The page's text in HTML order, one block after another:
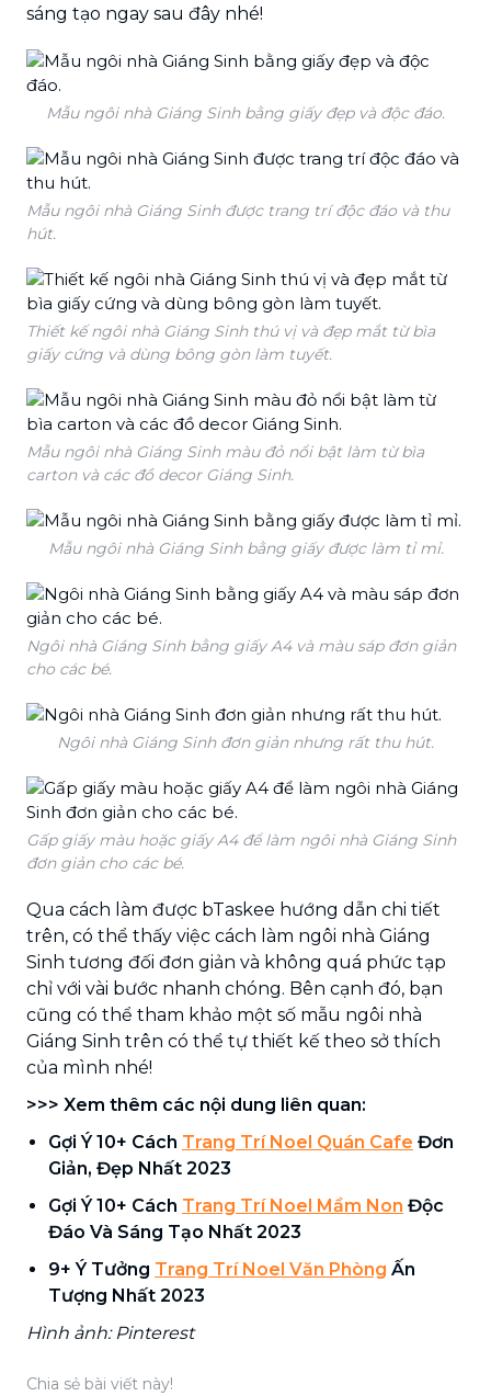
sáng tạo ngay sau đây nhé!
Mẫu ngôi nhà Giáng Sinh bằng giấy đẹp và độc đáo.
Mẫu ngôi nhà Giáng Sinh được trang trí độc đáo và thu
hút.
Thiết kế ngôi nhà Giáng Sinh thú vị và đẹp mắt từ bìa
giấy cứng và dùng bông gòn làm tuyết.
Mẫu ngôi nhà Giáng Sinh màu đỏ nổi bật làm từ bìa
carton và các đồ decor Giáng Sinh.
Mẫu ngôi nhà Giáng Sinh bằng giấy được làm tỉ mỉ.
Ngôi nhà Giáng Sinh bằng giấy A4 và màu sáp đơn giản
cho các bé.
Ngôi nhà Giáng Sinh đơn giản nhưng rất thu hút.
Gấp giấy màu hoặc giấy A4 để làm ngôi nhà Giáng Sinh
đơn giản cho các bé.
Qua cách làm được bTaskee hướng dẫn chi tiết
trên, có thể thấy việc cách làm ngôi nhà Giáng
Sinh tương đối đơn giản và không quá phức tạp
chỉ với vài bước nhanh chóng. Bên cạnh đó, bạn
cũng có thể tham khảo một số mẫu ngôi nhà
Giáng Sinh trên có thể tự thiết kế theo sở thích
của mình nhé!
>>> Xem thêm các nội dung liên quan:
Gợi Ý 10+ Cách Trang Trí Noel Quán Cafe Đơn
Giản, Đẹp Nhất 2023
Gợi Ý 10+ Cách Trang Trí Noel Mầm Non Độc
Đáo Và Sáng Tạo Nhất 2023
9+ Ý Tưởng Trang Trí Noel Văn Phòng Ấn
Tượng Nhất 2023
Hình ảnh: Pinterest
Chia sẻ bài viết này!